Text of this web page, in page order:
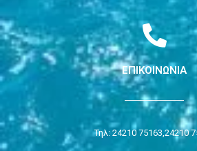
ΕΠΙΚΟΙΝΩΝΙΑ
Τηλ: 24210 75163, 24210